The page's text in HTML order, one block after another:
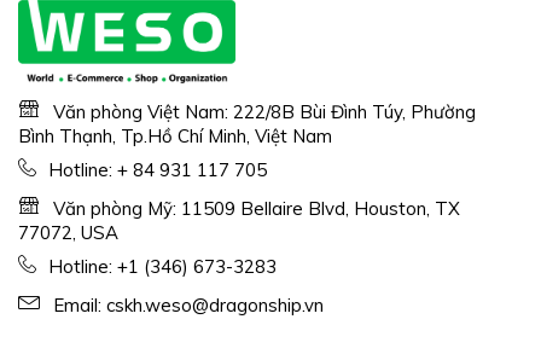
Văn phòng Việt Nam: 222/8B Bùi Đình Túy, Phường
Bình Thạnh, Tp.Hồ Chí Minh, Việt Nam
Hotline: + 84 931 117 705
Văn phòng Mỹ: 11509 Bellaire Blvd, Houston, TX
77072, USA
Hotline: +1 (346) 673-3283
Email: cskh.weso@dragonship.vn